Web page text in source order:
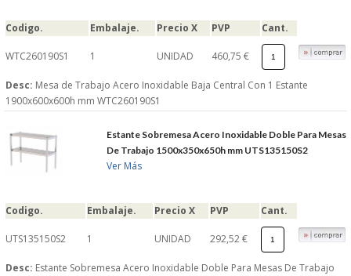
Codigo. Embalaje. Precio X PVP Cant.
WTC260190S1 1 UNIDAD 460,75 €
Desc: Mesa de Trabajo Acero Inoxidable Baja Central Con 1 Estante
1900x600x600h mm WTC260190S1
Estante Sobremesa Acero Inoxidable Doble Para Mesas
De Trabajo 1500x350x650h mm UTS135150S2
Ver Más
Codigo. Embalaje. Precio X PVP Cant.
UTS135150S2 1 UNIDAD 292,52 €
Desc: Estante Sobremesa Acero Inoxidable Doble Para Mesas De Trabajo